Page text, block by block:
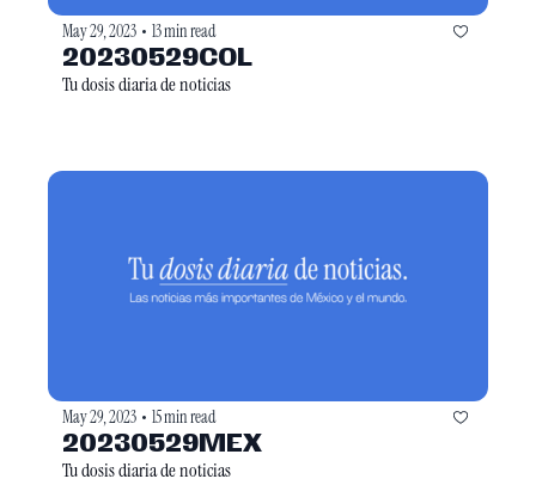
May 29, 2023 • 13 min read
20230529COL
Tu dosis diaria de noticias
May 29, 2023 • 15 min read
20230529MEX
Tu dosis diaria de noticias